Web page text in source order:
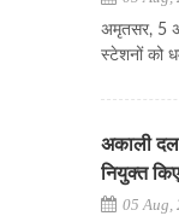
अमृतसर, 5
स्टेशनों को
अकाली दल
नियुक्त किए
05 Aug,